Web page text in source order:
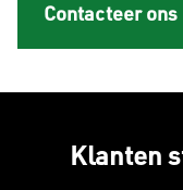
Contacteer ons
Klanten